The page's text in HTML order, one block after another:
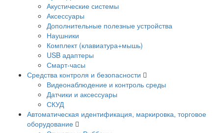
Акустические системы
Аксессуары
Дополнительные полезные устройства
Наушники
Комплект (клавиатура+мышь)
USB адаптеры
Смарт-часы
Средства контроля и безопасности
Видеонаблюдение и контроль среды
Датчики и аксессуары
СКУД
Автоматическая идентификация, маркировка, торговое
оборудование